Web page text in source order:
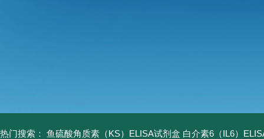
热门搜索： 鱼硫酸角质素（KS）ELISA试剂盒 白介素6（IL6）